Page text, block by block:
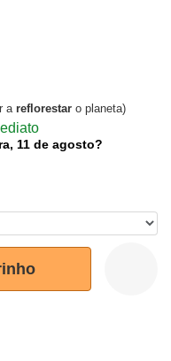
areflorestar o planeta)
11 de agosto?